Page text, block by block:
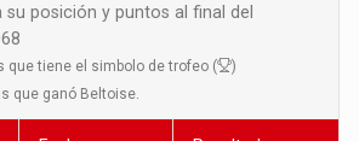
posición y puntos al final del
que tiene el simbolo de trofeo (
)
que ganó Beltoise.